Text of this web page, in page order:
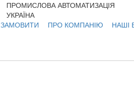
ПРОМИСЛОВА АВТОМАТИЗАЦІЯ
УКРАЇНА
ЗАМОВИТИ ПРО КОМПАНІЮ НАШІ